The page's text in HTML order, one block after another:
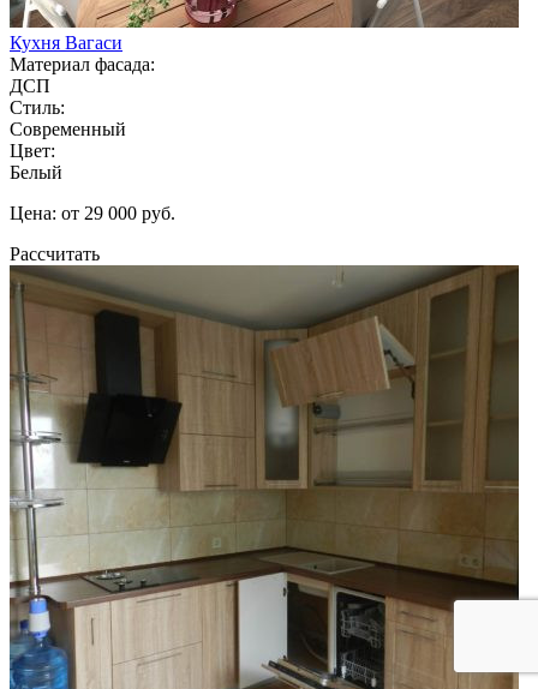
Кухня Вагаси
Материал фасада:
ДСП
Стиль:
Современный
Цвет:
Белый
Цена: от 29 000 руб.
Рассчитать